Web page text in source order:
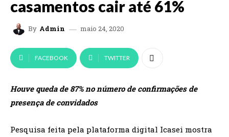
casamentos cair até 61%
By Admin maio 24, 2020
FACEBOOK TWITTER
Houve queda de 87% no número de confirmações de
presença de convidados
Pesquisa feita pela plataforma digital Icasei mostra